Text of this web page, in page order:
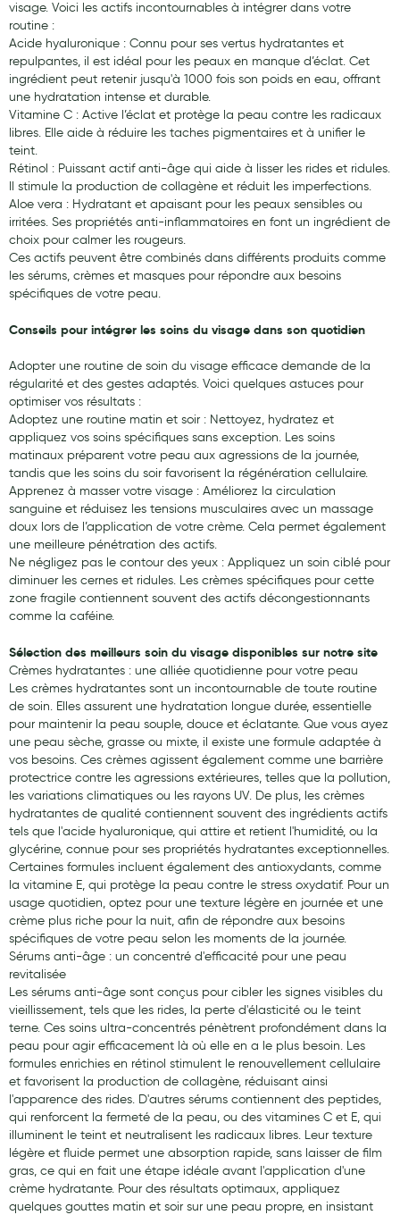
visage. Voici les actifs incontournables à intégrer dans votre
routine :
Acide hyaluronique : Connu pour ses vertus hydratantes et
repulpantes, il est idéal pour les peaux en manque d’éclat. Cet
ingrédient peut retenir jusqu'à 1000 fois son poids en eau, offrant
une hydratation intense et durable.
Vitamine C : Active l’éclat et protège la peau contre les radicaux
libres. Elle aide à réduire les taches pigmentaires et à unifier le
teint.
Rétinol : Puissant actif anti-âge qui aide à lisser les rides et ridules.
Il stimule la production de collagène et réduit les imperfections.
Aloe vera : Hydratant et apaisant pour les peaux sensibles ou
irritées. Ses propriétés anti-inflammatoires en font un ingrédient de
choix pour calmer les rougeurs.
Ces actifs peuvent être combinés dans différents produits comme
les sérums, crèmes et masques pour répondre aux besoins
spécifiques de votre peau.
Conseils pour intégrer les soins du visage dans son quotidien
Adopter une routine de soin du visage efficace demande de la
régularité et des gestes adaptés. Voici quelques astuces pour
optimiser vos résultats :
Adoptez une routine matin et soir : Nettoyez, hydratez et
appliquez vos soins spécifiques sans exception. Les soins
matinaux préparent votre peau aux agressions de la journée,
tandis que les soins du soir favorisent la régénération cellulaire.
Apprenez à masser votre visage : Améliorez la circulation
sanguine et réduisez les tensions musculaires avec un massage
doux lors de l’application de votre crème. Cela permet également
une meilleure pénétration des actifs.
Ne négligez pas le contour des yeux : Appliquez un soin ciblé pour
diminuer les cernes et ridules. Les crèmes spécifiques pour cette
zone fragile contiennent souvent des actifs décongestionnants
comme la caféine.
Sélection des meilleurs soin du visage disponibles sur notre site
Crèmes hydratantes : une alliée quotidienne pour votre peau
Les crèmes hydratantes sont un incontournable de toute routine
de soin. Elles assurent une hydratation longue durée, essentielle
pour maintenir la peau souple, douce et éclatante. Que vous ayez
une peau sèche, grasse ou mixte, il existe une formule adaptée à
vos besoins. Ces crèmes agissent également comme une barrière
protectrice contre les agressions extérieures, telles que la pollution,
les variations climatiques ou les rayons UV. De plus, les crèmes
hydratantes de qualité contiennent souvent des ingrédients actifs
tels que l'acide hyaluronique, qui attire et retient l'humidité, ou la
glycérine, connue pour ses propriétés hydratantes exceptionnelles.
Certaines formules incluent également des antioxydants, comme
la vitamine E, qui protège la peau contre le stress oxydatif. Pour un
usage quotidien, optez pour une texture légère en journée et une
crème plus riche pour la nuit, afin de répondre aux besoins
spécifiques de votre peau selon les moments de la journée.
Sérums anti-âge : un concentré d'efficacité pour une peau
revitalisée
Les sérums anti-âge sont conçus pour cibler les signes visibles du
vieillissement, tels que les rides, la perte d'élasticité ou le teint
terne. Ces soins ultra-concentrés pénètrent profondément dans la
peau pour agir efficacement là où elle en a le plus besoin. Les
formules enrichies en rétinol stimulent le renouvellement cellulaire
et favorisent la production de collagène, réduisant ainsi
l'apparence des rides. D'autres sérums contiennent des peptides,
qui renforcent la fermeté de la peau, ou des vitamines C et E, qui
illuminent le teint et neutralisent les radicaux libres. Leur texture
légère et fluide permet une absorption rapide, sans laisser de film
gras, ce qui en fait une étape idéale avant l'application d'une
crème hydratante. Pour des résultats optimaux, appliquez
quelques gouttes matin et soir sur une peau propre, en insistant